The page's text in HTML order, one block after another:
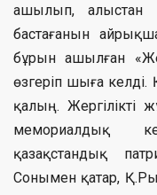
ашылып, алыстан
бастағанын
бұрын ашылған
өзгеріп шыға келді.
қалың. Жергілікті
мемориалдық
қазақстандық
Сонымен қатар,